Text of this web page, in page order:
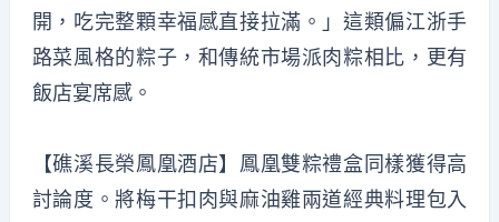
開，吃完整顆幸福感直接拉滿。」這類偏江浙手
路菜風格的粽子，和傳統市場派肉粽相比，更有
飯店宴席感。
【礁溪長榮鳳凰酒店】鳳凰雙粽禮盒同樣獲得高
討論度。將梅干扣肉與麻油雞兩道經典料理包入